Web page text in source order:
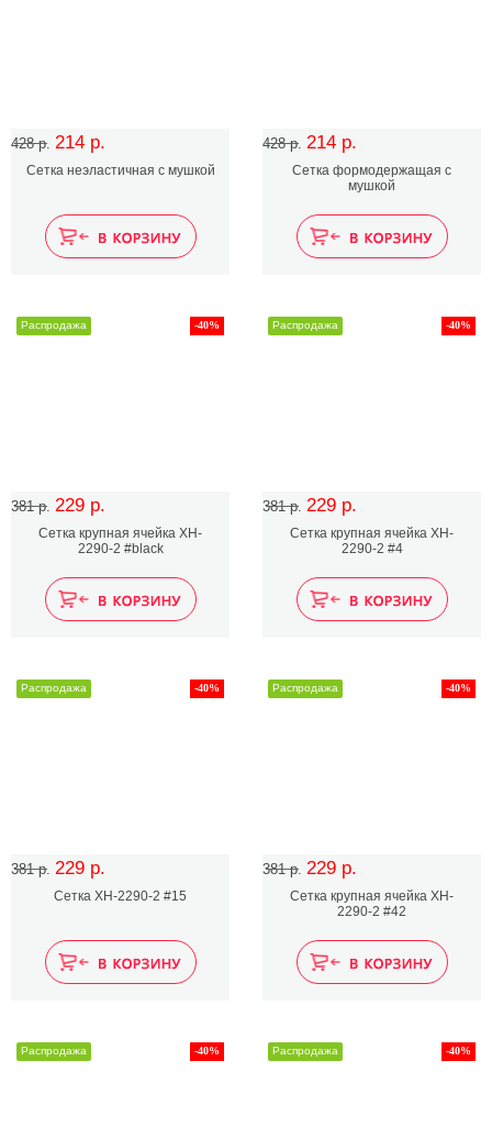
428 р. 214 р.
Сетка неэластичная с мушкой
428 р. 214 р.
Сетка формодержащая с
мушкой
381 р. 229 р.
-40%
Распродажа
Сетка крупная ячейка XH-
2290-2 #black
381 р. 229 р.
-40%
Распродажа
Сетка крупная ячейка XH-
2290-2 #4
381 р. 229 р.
-40%
Распродажа
Сетка XH-2290-2 #15
381 р. 229 р.
-40%
Распродажа
Сетка крупная ячейка XH-
2290-2 #42
-40%
Распродажа -40%
Распродажа